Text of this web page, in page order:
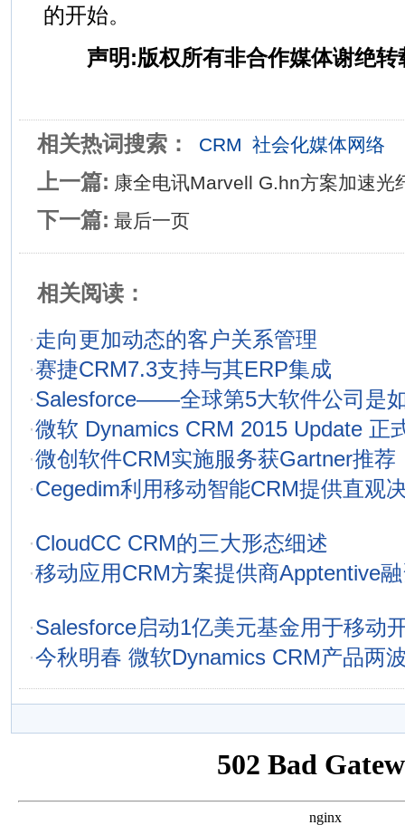
的开始。
声明:版权所有非合作媒体谢绝转
相关热词搜索： CRM 社会化媒体网络
上一篇: 康全电讯Marvell G.hn方案加速光
下一篇: 最后一页
相关阅读：
·走向更加动态的客户关系管理
·赛捷CRM7.3支持与其ERP集成
·Salesforce——全球第5大软件公司是
·微软 Dynamics CRM 2015 Update 正
·微创软件CRM实施服务获Gartner推荐
·Cegedim利用移动智能CRM提供直观
·CloudCC CRM的三大形态细述
·移动应用CRM方案提供商Apptentive
·Salesforce启动1亿美元基金用于移动
·今秋明春 微软Dynamics CRM产品两